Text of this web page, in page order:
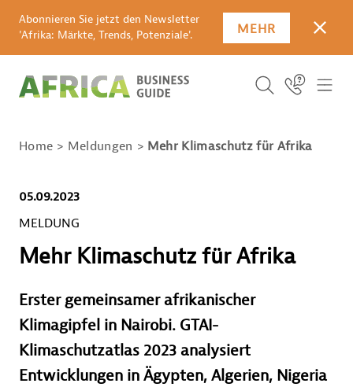
Abonnieren Sie jetzt den Newsletter
'Afrika: Märkte, Trends, Potenziale'.
MEHR
ICON
SUCHBEGRIFF
SUCHEN
Icon Link
Home Meldungen Mehr Klimaschutz für Afrika
05.09.2023
MELDUNG
Mehr Klimaschutz für Afrika
Erster gemeinsamer afrikanischer
Klimagipfel in Nairobi. GTAI-
Klimaschutzatlas 2023 analysiert
Entwicklungen in Ägypten, Algerien, Nigeria